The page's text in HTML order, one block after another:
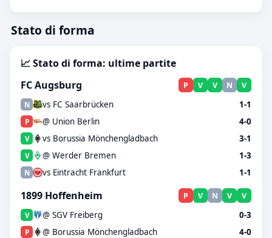
Stato di forma
📈 Stato di forma: ultime partite
FC Augsburg
P V V N V
N vs FC Saarbrücken 1-1
P @ Union Berlin 4-0
V vs Borussia Mönchengladbach 3-1
V @ Werder Bremen 1-3
N vs Eintracht Frankfurt 1-1
1899 Hoffenheim P V N V V
V @ SGV Freiberg 0-3
P @ Borussia Mönchengladbach 4-0